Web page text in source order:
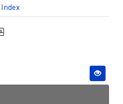
Index